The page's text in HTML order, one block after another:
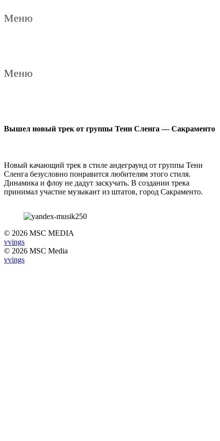
Меню
Меню
Вышел новый трек от группы Тени Сленга — Сакраменто
Новый качающий трек в стиле андеграунд от группы Тени
Сленга безусловно понравится любителям этого стиля.
Динамика и флоу не дадут заскучать. В создании трека
принимал участие музыкант из штатов, город Сакраменто.
© 2026 MSC MEDIA
vvings
© 2026 MSC Media
vvings